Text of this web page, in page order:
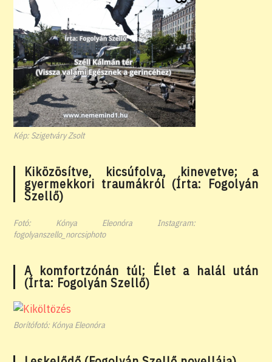
Kép: Szigetváry Zsolt
Kiközösítve, kicsúfolva, kinevetve; a
gyermekkori traumákról (Írta: Fogolyán
Szellő)
Fotó: Kónya Eleonóra Instagram:
fogolyanszello_norcsiphoto
A komfortzónán túl; Élet a halál után
(Írta: Fogolyán Szellő)
Borítófotó: Kónya Eleonóra